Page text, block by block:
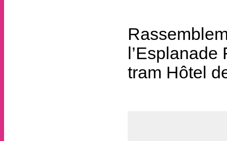
tram Hôtel